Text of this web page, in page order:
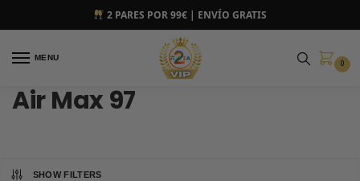
2 PARES POR 99€ | ENVÍO GRATIS
MENU
0
Air Max 97
SHOW FILTERS